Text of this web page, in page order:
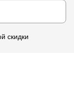
скидки